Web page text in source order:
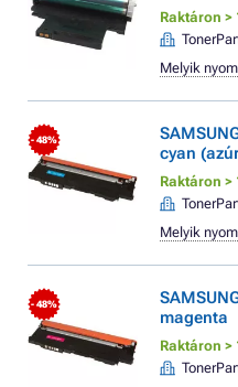
Raktáron >
Melyik
- 48%
cyan
Raktáron >
Melyik
- 48%
magenta
Raktáron >